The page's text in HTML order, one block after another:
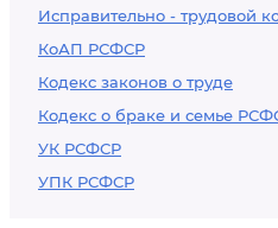
Исправительно - трудовой
КоАП РСФСР
Кодекс законов о труде
Кодекс о браке и семье
УК РСФСР
УПК РСФСР